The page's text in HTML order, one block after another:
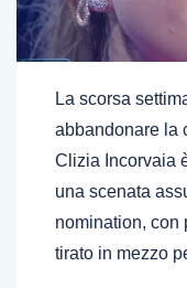
La scorsa
abbandonare la
Clizia Incorvaia
una scenata
nomination, con
tirato in mezzo